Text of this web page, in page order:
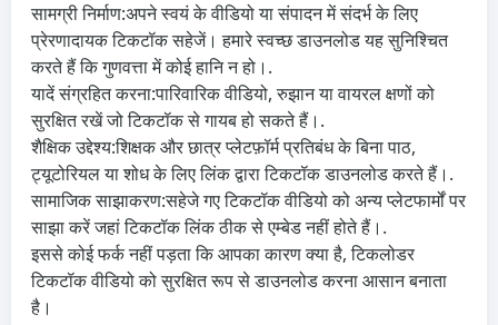
सामग्री निर्माण:अपने स्वयं के वीडियो या संपादन में संदर्भ के लिए
प्रेरणादायक टिकटॉक सहेजें। हमारे स्वच्छ डाउनलोड यह सुनिश्चित
करते हैं कि गुणवत्ता में कोई हानि न हो।.
यादें संग्रहित करना:पारिवारिक वीडियो, रुझान या वायरल क्षणों को
सुरक्षित रखें जो टिकटॉक से गायब हो सकते हैं।.
शैक्षिक उद्देश्य:शिक्षक और छात्र प्लेटफ़ॉर्म प्रतिबंध के बिना पाठ,
ट्यूटोरियल या शोध के लिए लिंक द्वारा टिकटॉक डाउनलोड करते हैं।.
सामाजिक साझाकरण:सहेजे गए टिकटॉक वीडियो को अन्य प्लेटफार्मों पर
साझा करें जहां टिकटॉक लिंक ठीक से एम्बेड नहीं होते हैं।.
इससे कोई फर्क नहीं पड़ता कि आपका कारण क्या है, टिकलोडर
टिकटॉक वीडियो को सुरक्षित रूप से डाउनलोड करना आसान बनाता
है।